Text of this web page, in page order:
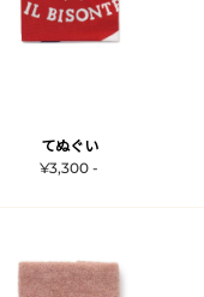
てぬぐい
¥3,300 -